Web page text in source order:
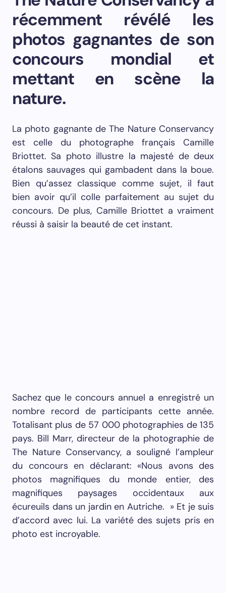
récemment révélé les
photos gagnantes de son
concours mondial et
mettant en scène la
nature.
La photo gagnante de The Nature Conservancy
est celle du photographe français Camille
Briottet. Sa photo illustre la majesté de deux
étalons sauvages qui gambadent dans la boue.
Bien qu’assez classique comme sujet, il faut
bien avoir qu’il colle parfaitement au sujet du
concours. De plus, Camille Briottet a vraiment
réussi à saisir la beauté de cet instant.
Sachez que le concours annuel a enregistré un
nombre record de participants cette année.
Totalisant plus de 57 000 photographies de 135
pays. Bill Marr, directeur de la photographie de
The Nature Conservancy, a souligné l’ampleur
du concours en déclarant: «Nous avons des
photos magnifiques du monde entier, des
magnifiques paysages occidentaux aux
écureuils dans un jardin en Autriche. » Et je suis
d’accord avec lui. La variété des sujets pris en
photo est incroyable.